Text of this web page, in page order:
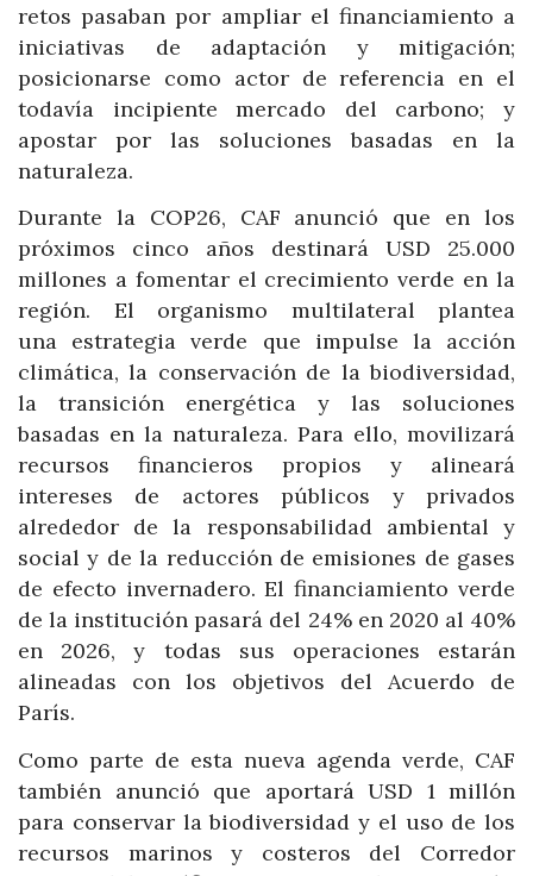
retos pasaban por ampliar el financiamiento a
iniciativas de adaptación y mitigación;
posicionarse como actor de referencia en el
todavía incipiente mercado del carbono; y
apostar por las soluciones basadas en la
naturaleza.
Durante la COP26, CAF anunció que en los
próximos cinco años destinará USD 25.000
millones a fomentar el crecimiento verde en la
región. El organismo multilateral plantea
una estrategia verde que impulse la acción
climática, la conservación de la biodiversidad,
la transición energética y las soluciones
basadas en la naturaleza. Para ello, movilizará
recursos financieros propios y alineará
intereses de actores públicos y privados
alrededor de la responsabilidad ambiental y
social y de la reducción de emisiones de gases
de efecto invernadero. El financiamiento verde
de la institución pasará del 24% en 2020 al 40%
en 2026, y todas sus operaciones estarán
alineadas con los objetivos del Acuerdo de
París.
Como parte de esta nueva agenda verde, CAF
también anunció que aportará USD 1 millón
para conservar la biodiversidad y el uso de los
recursos marinos y costeros del Corredor